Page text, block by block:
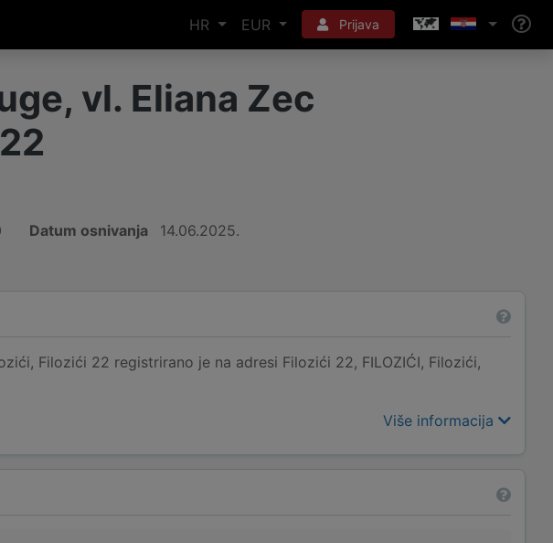
HR EUR Prijava
vl. Eliana Zec
Datum osnivanja 14.06.2025.
Filozići 22 registrirano je na adresi Filozići 22, FILOZIĆI, Filozići,
Više informacija